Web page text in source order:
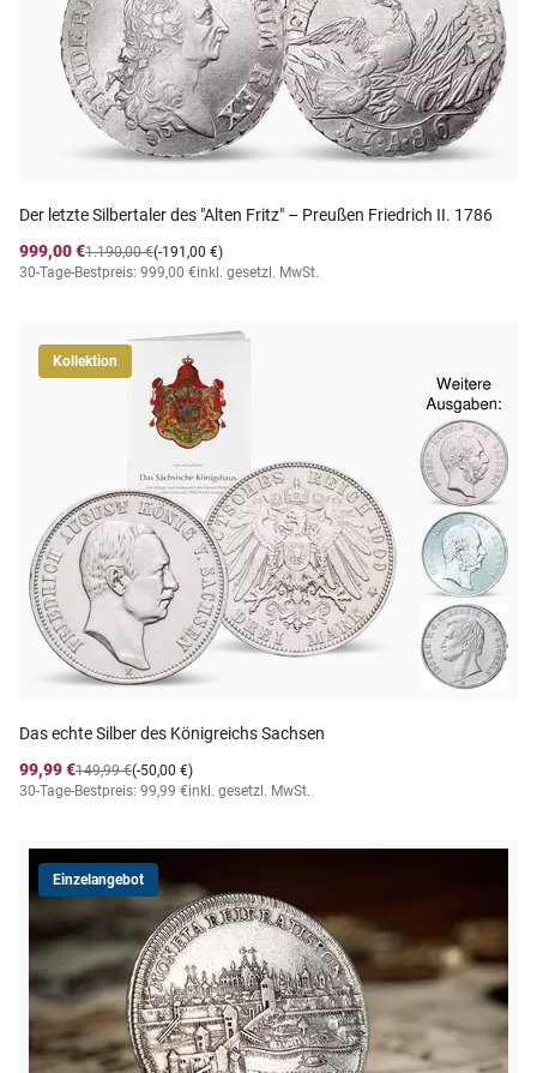
Der letzte Silbertaler des "Alten Fritz" – Preußen Friedrich II. 1786
999,00 €
(-191,00 €)
1.190,00 €
30-Tage-Bestpreis: 999,00 €inkl. gesetzl. MwSt.
Kollektion
Das echte Silber des Königreichs Sachsen
99,99 €
(-50,00 €)
149,99 €
30-Tage-Bestpreis: 99,99 €inkl. gesetzl. MwSt.
Einzelangebot